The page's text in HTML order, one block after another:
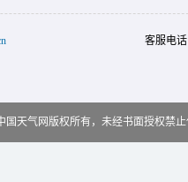
客服电
国天气网版权所有，未经书面授权